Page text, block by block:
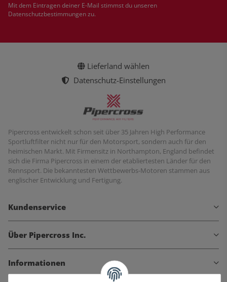
Mit dem Eintragen deiner E-Mail stimmst du unseren
Datenschutzbestimmungenzu.
Lieferland wählen
Datenschutz-Einstellungen
Pipercross entwickelt schon seit über 35 Jahren High Performance
Sportluftfilter nicht nur für den Motorsport, sondern auch für den
heimischen Markt. Mit Firmensitz in Northampton, England befindet
sich die Firma Pipercross in einem der etabliertesten Länder für den
Rennsport. Die bekanntesten Wettbewerbs-Motoren stammen aus
englischer Entwicklung und Fertigung.
Kundenservice
Über Pipercross Inc.
Informationen